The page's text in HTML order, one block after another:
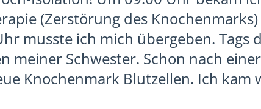
(Zerstörung des
musste ich mich übergeben. Tags
meiner Schwester. Schon nach
Knochenmark Blutzellen. Ich kam